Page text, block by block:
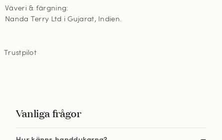
Väveri & färgning:
Nanda Terry Ltd i Gujarat, Indien.
Trustpilot
Vanliga frågor